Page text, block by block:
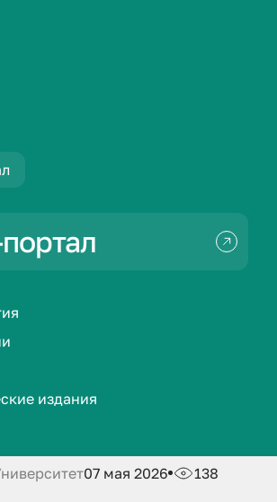
издания
колледжа ВолгГМУ стали участник...
стали
07 мая 2026 138